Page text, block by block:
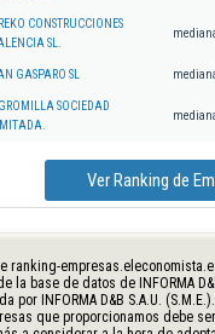
CONSTRUCCIONES
SL.
GASPARO SL
SOCIEDAD
Ver Ranking de
ranking-
la base de datos de INFORMA
por INFORMA D&B S.A.U.
que proporcionamos debe